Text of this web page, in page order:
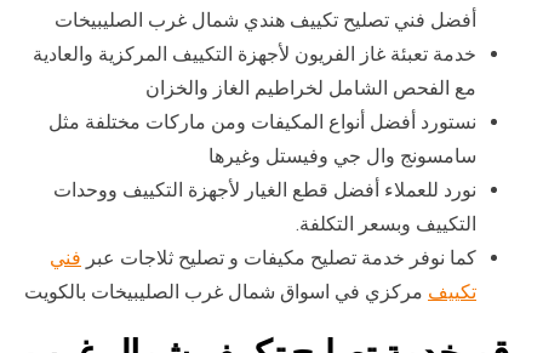
أفضل فني تصليح تكييف هندي شمال غرب الصليبيخات
خدمة تعبئة غاز الفريون لأجهزة التكييف المركزية والعادية
مع الفحص الشامل لخراطيم الغاز والخزان
نستورد أفضل أنواع المكيفات ومن ماركات مختلفة مثل
سامسونج وال جي وفيستل وغيرها
نورد للعملاء أفضل قطع الغيار لأجهزة التكييف ووحدات
التكييف وبسعر التكلفة.
كما نوفر خدمة تصليح مكيفات و تصليح ثلاجات عبر فني
تكييف مركزي في اسواق شمال غرب الصليبيخات بالكويت